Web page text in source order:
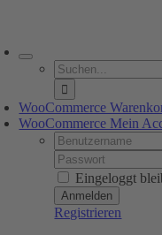
Suche
nach:
WooCommerce
WooCommerce Mein
Username:
Password:
Eingeloggt
Registrieren